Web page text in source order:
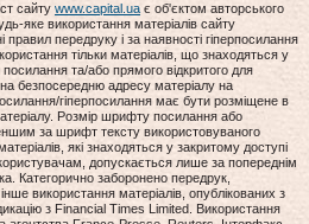
сайту www.capital.ua є об'єктом авторського
яке використання матеріалів сайту
правил передруку і за наявності гіперпосилання
тільки матеріалів, що знаходяться у
та/або прямого відкритого для
безпосередню адресу матеріалу на
гіперпосилання має бути розміщене в
Розмір шрифту посилання або
за шрифт тексту використовуваного
які знаходяться у закритому доступі
допускається лише за попереднім
Категорично заборонено передрук,
використання матеріалів, опублікованих з
з Financial Times Limited. Використання